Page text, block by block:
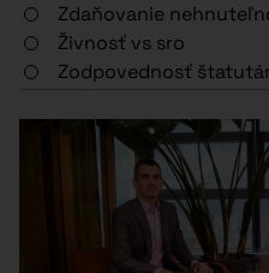
Zdaňovanie
Živnosť vs sro
Zodpovednosť